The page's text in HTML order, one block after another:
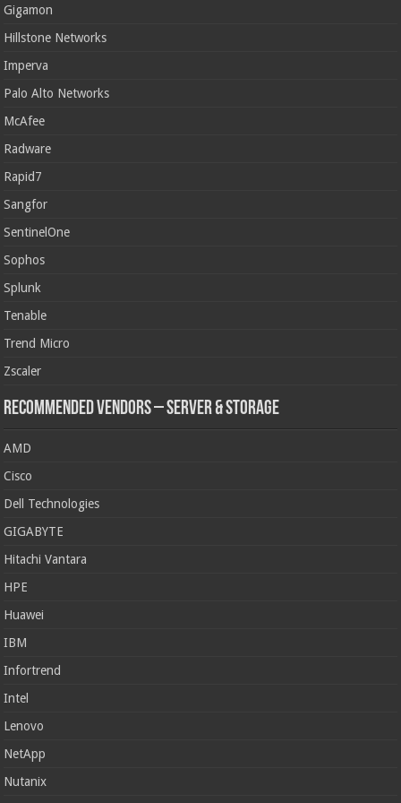
Gigamon
Hillstone Networks
Imperva
Palo Alto Networks
McAfee
Radware
Rapid7
Sangfor
SentinelOne
Sophos
Splunk
Tenable
Trend Micro
Zscaler
Recommended Vendors – Server & Storage
AMD
Cisco
Dell Technologies
GIGABYTE
Hitachi Vantara
HPE
Huawei
IBM
Infortrend
Intel
Lenovo
NetApp
Nutanix